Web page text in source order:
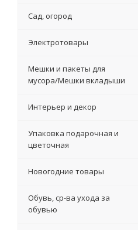
Сад, огород
Электротовары
Мешки и пакеты для
мусора/Мешки вкладыши
Интерьер и декор
Упаковка подарочная и
цветочная
Новогодние товары
Обувь, ср-ва ухода за
обувью